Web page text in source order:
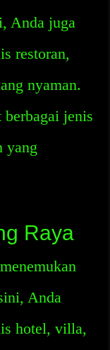
Anda juga
restoran,
nyaman.
jenis
yang
Raya
Anda
hotel, villa,